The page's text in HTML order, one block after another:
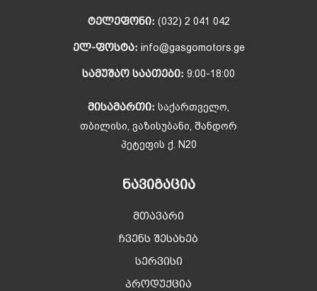
ᲢᲔᲚᲔᲤᲝᲜᲘ: (032) 2 041 042
ᲔᲚ-ᲤᲝᲡᲢᲐ: info@gasgomotors.ge
ᲡᲐᲛᲣᲨᲐᲝ ᲡᲐᲐᲗᲔᲑᲘ: 9:00-18:00
ᲛᲘᲡᲐᲛᲐᲠᲗᲘ: საქართველო,
თბილისი, ვაზისუბანი, შანდორ
პეტეფის ქ. N20
ᲜᲐᲕᲘᲒᲐᲪᲘᲐ
მთავარი
ჩვენს შესახებ
სერვისი
პროდუქცია